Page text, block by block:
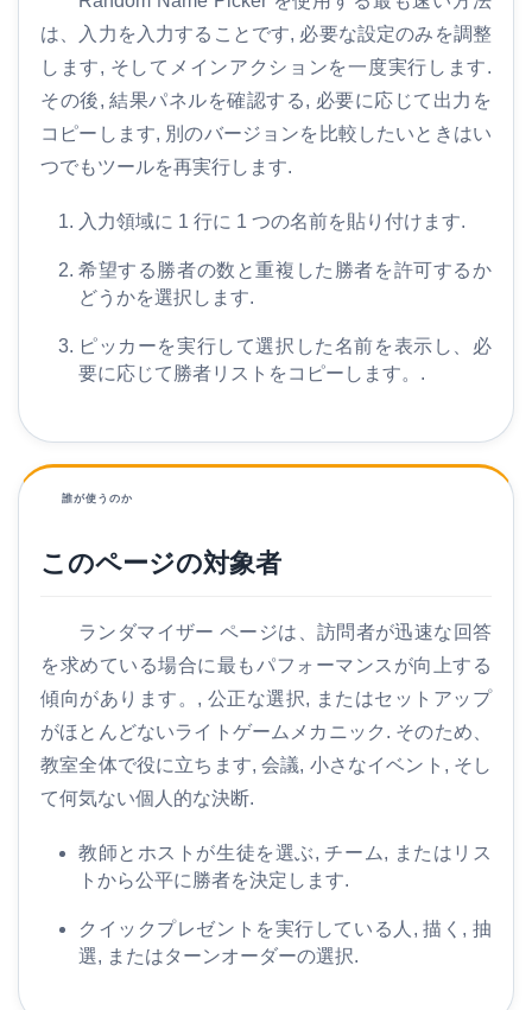
は、入力を入力することです, 必要な設定のみを調整
します, そしてメインアクションを一度実行します.
その後, 結果パネルを確認する, 必要に応じて出力を
コピーします, 別のバージョンを比較したいときはい
つでもツールを再実行します.
入力領域に 1 行に 1 つの名前を貼り付けます.
希望する勝者の数と重複した勝者を許可するか
どうかを選択します.
ピッカーを実行して選択した名前を表示し、必
要に応じて勝者リストをコピーします。.
誰が使うのか
このページの対象者
ランダマイザー ページは、訪問者が迅速な回答
を求めている場合に最もパフォーマンスが向上する
傾向があります。, 公正な選択, またはセットアップ
がほとんどないライトゲームメカニック. そのため、
教室全体で役に立ちます, 会議, 小さなイベント, そし
て何気ない個人的な決断.
教師とホストが生徒を選ぶ, チーム, またはリス
トから公平に勝者を決定します.
クイックプレゼントを実行している人, 描く, 抽
選, またはターンオーダーの選択.